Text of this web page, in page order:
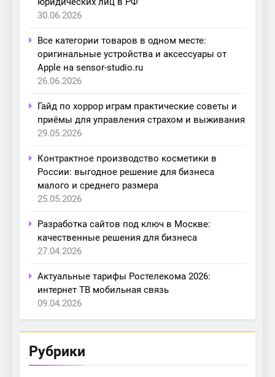
30.06.2026
Все категории товаров в одном месте:
оригинальные устройства и аксессуары от
Apple на sensor-studio.ru
26.06.2026
Гайд по хоррор играм практические советы и
приёмы для управления страхом и выживания
29.05.2026
Контрактное производство косметики в
России: выгодное решение для бизнеса
малого и среднего размера
25.05.2026
Разработка сайтов под ключ в Москве:
качественные решения для бизнеса
27.04.2026
Актуальные тарифы Ростелекома 2026:
интернет ТВ мобильная связь
09.04.2026
Рубрики